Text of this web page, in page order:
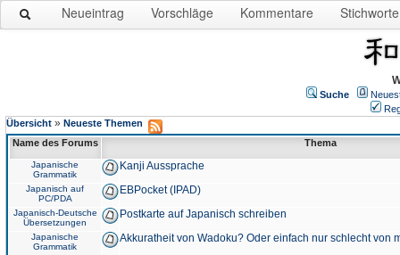
Neueintrag Vorschläge Kommentare Stichworte
Suche
Übersicht » Neueste Themen
Name des Forums
Thema
Japanische
Grammatik
Kanji Aussprache
Japanisch auf
PC/PDA
EBPocket (IPAD)
Japanisch-Deutsche
Übersetzungen
Postkarte auf Japanisch schreiben
Japanische
Grammatik
Akkuratheit von Wadoku? Oder einfach nur schlecht von